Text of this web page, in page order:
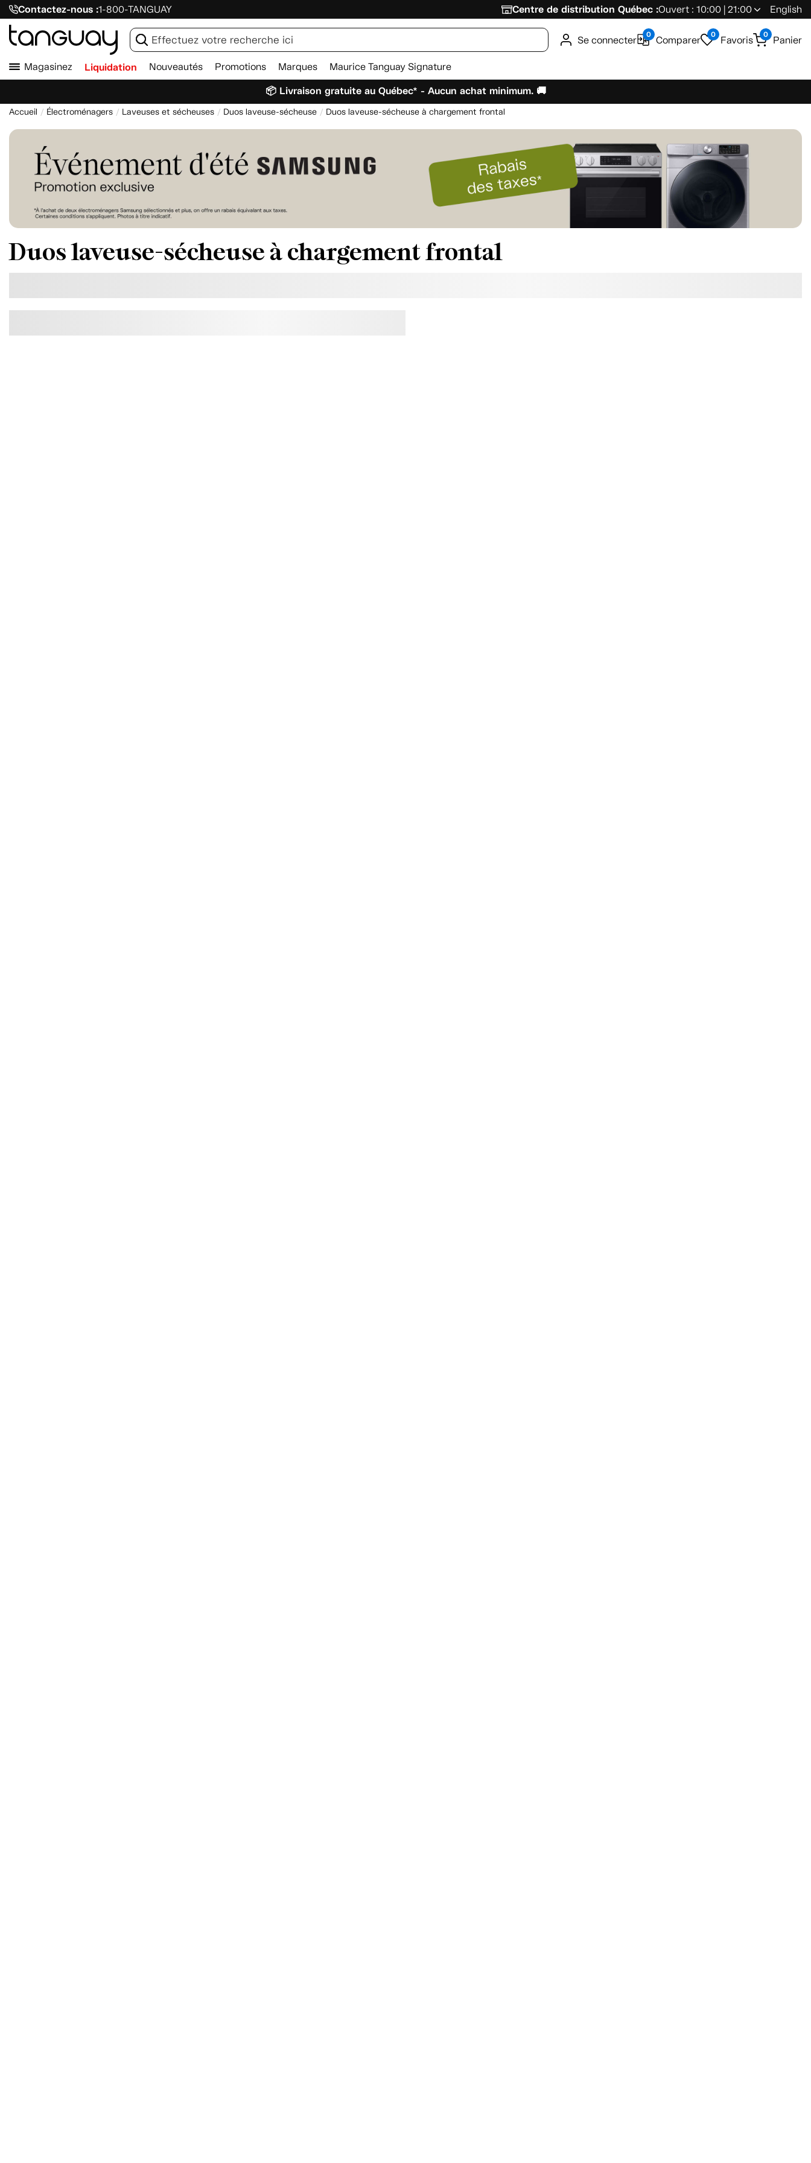
Contactez-nous :1-800-TANGUAY Centre de distribution Québec :Ouvert : 10:00 | 21:00 English
Se connecter 0 Comparer 0 Favoris 0 Panier
Magasinez Liquidation Nouveautés Promotions Marques Maurice Tanguay Signature
📦 Livraison gratuite au Québec* - Aucun achat minimum. 🚚
Accueil Électroménagers Laveuses et sécheuses Duos laveuse-sécheuse Duos laveuse-sécheuse à chargement frontal
Duos laveuse-sécheuse à chargement frontal